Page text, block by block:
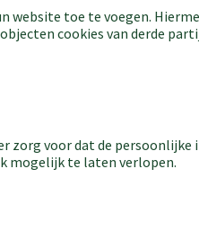
toe te voegen.
cookies van derde
zorg voor dat de
mogelijk te laten verlopen.